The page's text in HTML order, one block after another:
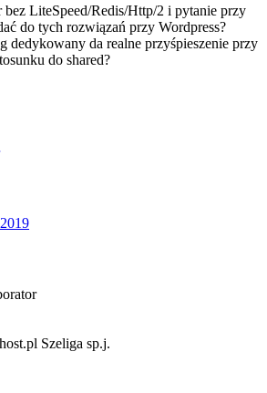
LiteSpeed/Redis/Http/2 i pytanie przy
do tych rozwiązań przy Wordpress?
dedykowany da realne przyśpieszenie przy
do shared?
Szeliga sp.j.